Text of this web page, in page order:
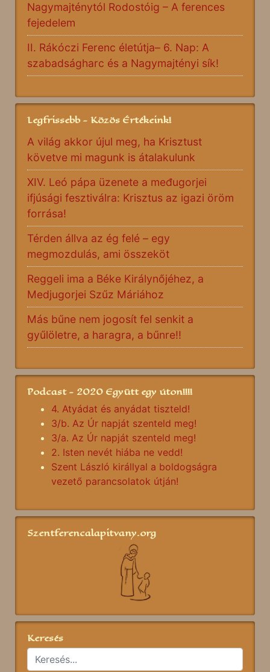
Nagymajténytól Rodostóig – A ferences
fejedelem
II. Rákóczi Ferenc életútja– 6. Nap: A
szabadságharc és a Nagymajtényi sík!
Legfrissebb - Közös Értékeink!
A világ akkor újul meg, ha Krisztust
követve mi magunk is átalakulunk
XIV. Leó pápa üzenete a međugorjei
ifjúsági fesztiválra: Krisztus az igazi öröm
forrása!
Térden állva az ég felé – egy
megmozdulás, ami összeköt
Reggeli ima a Béke Királynőjéhez, a
Medjugorjei Szűz Máriához
Más bűne nem jogosít fel senkit a
gyűlöletre, a haragra, a bűnre!!
Podcast - 2020 Együtt egy úton!!!!
4. Atyádat és anyádat tiszteld!
3/b. Az Úr napját szenteld meg!
3/a. Az Úr napját szenteld meg!
2. Isten nevét hiába ne vedd!
Szent László királlyal a boldogságra
vezető parancsolatok útján!
Szentferencalapitvany.org
Keresés